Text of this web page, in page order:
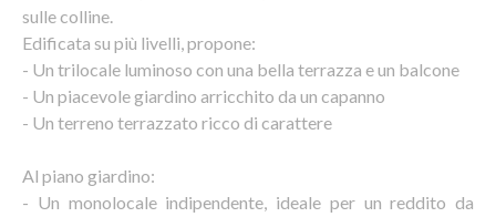
sulle colline.
Edificata su più livelli, propone:
- Un trilocale luminoso con una bella terrazza e un balcone
- Un piacevole giardino arricchito da un capanno
- Un terreno terrazzato ricco di carattere
Al piano giardino:
- Un monolocale indipendente, ideale per un reddito da